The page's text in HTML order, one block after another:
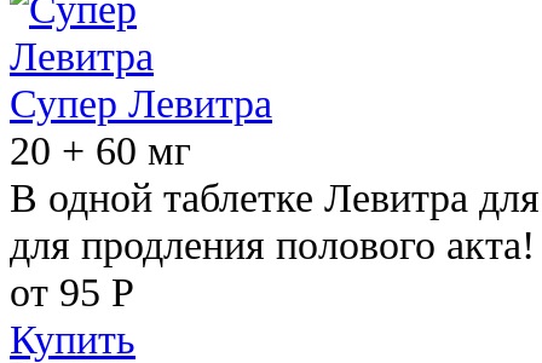
Супер Левитра
20 + 60 мг
В одной таблетке Левитра
для продления полового акта!
от 95 Р
Купить